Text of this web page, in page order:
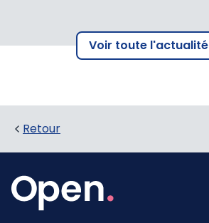
Voir toute l'actualité
Retour